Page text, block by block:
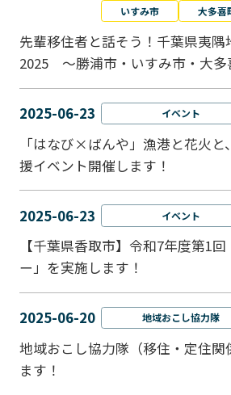
いすみ市
大多喜
先輩移住者と話そう！千葉県夷隅
2025 ～勝浦市・いすみ市・大多
2025-06-23 イベント
「はなび×ばんや」漁港と花火
援イベント開催します！
2025-06-23 イベント
【千葉県香取市】令和7年度第1
ー」を実施します！
2025-06-20 地域おこし協力隊
地域おこし協力隊（移住・定住関
ます！